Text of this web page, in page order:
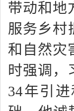
带动和地
服务乡村
和自然灾
时强调，
34年引